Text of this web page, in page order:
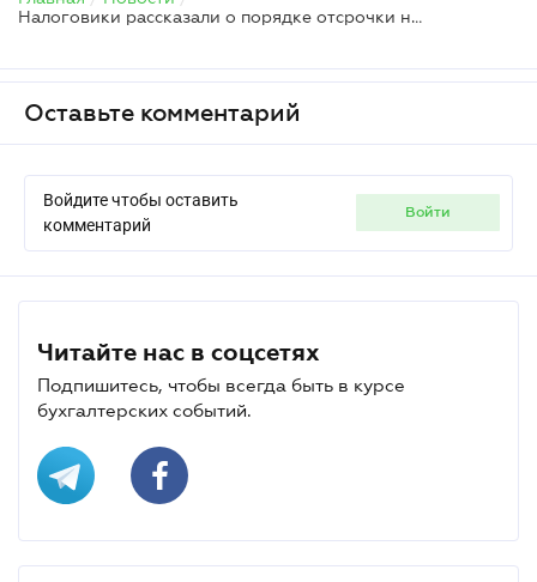
Налоговики рассказали о порядке отсрочки налогового долга
Оставьте комментарий
Войдите чтобы оставить
комментарий
войти
Читайте нас в соцсетях
Подпишитесь, чтобы всегда быть в курсе
бухгалтерских событий.